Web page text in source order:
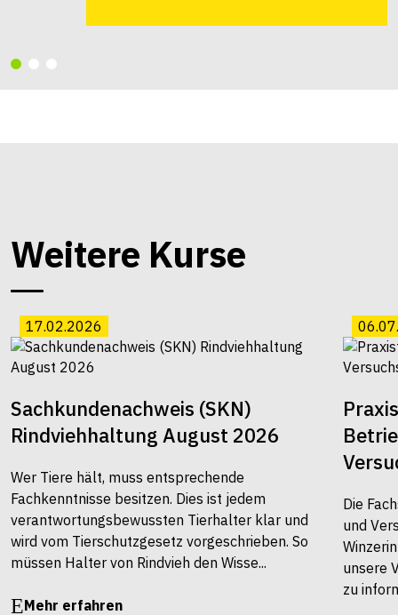
Weitere Kurse
17.02.2026
Sachkundenachweis (SKN)
Rindviehhaltung August 2026
Wer Tiere hält, muss entsprechende
Fachkenntnisse besitzen. Dies ist jedem
verantwortungsbewussten Tierhalter klar und
wird vom Tierschutzgesetz vorgeschrieben. So
müssen Halter von Rindvieh den Wisse...
Mehr erfahren
Die
und
unsere
zu